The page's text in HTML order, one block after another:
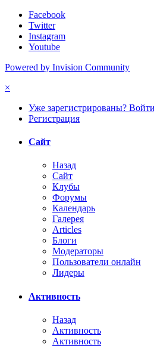
Facebook
Twitter
Instagram
Youtube
Powered by Invision Community
×
Уже зарегистрированы? Войти
Регистрация
Сайт
Назад
Сайт
Клубы
Форумы
Календарь
Галерея
Articles
Блоги
Модераторы
Пользователи онлайн
Лидеры
Активность
Назад
Активность
Активность